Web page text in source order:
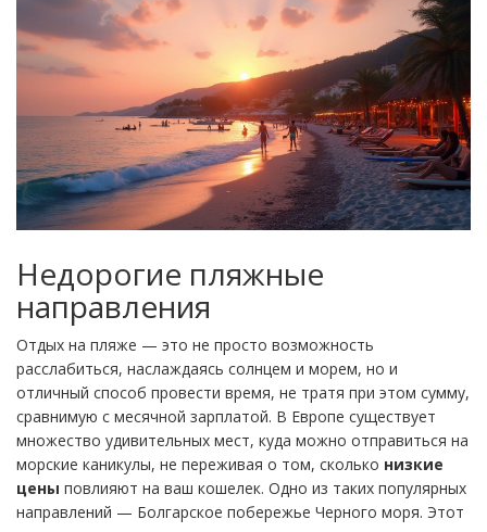
Недорогие пляжные
направления
Отдых на пляже — это не просто возможность
расслабиться, наслаждаясь солнцем и морем, но и
отличный способ провести время, не тратя при этом сумму,
сравнимую с месячной зарплатой. В Европе существует
множество удивительных мест, куда можно отправиться на
морские каникулы, не переживая о том, сколько низкие
цены повлияют на ваш кошелек. Одно из таких популярных
направлений — Болгарское побережье Черного моря. Этот